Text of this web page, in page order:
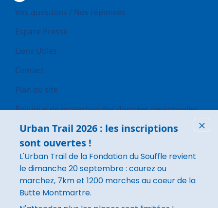
Footer
Vos questions / Nos réponses
Espace Presse
Liens Utiles
Contact
Plan du site
Politique de protection des données personnelles
Conditions générales d’utilisation
Mentions légales
Rapport d'activité
Image
Ce site respecte les principes de la
Urban Trail 2026 : les inscriptions
sont ouvertes !
L'Urban Trail de la Fondation du Souffle revient
le dimanche 20 septembre : courez ou
marchez, 7km et 1200 marches au coeur de la
Butte Montmartre.